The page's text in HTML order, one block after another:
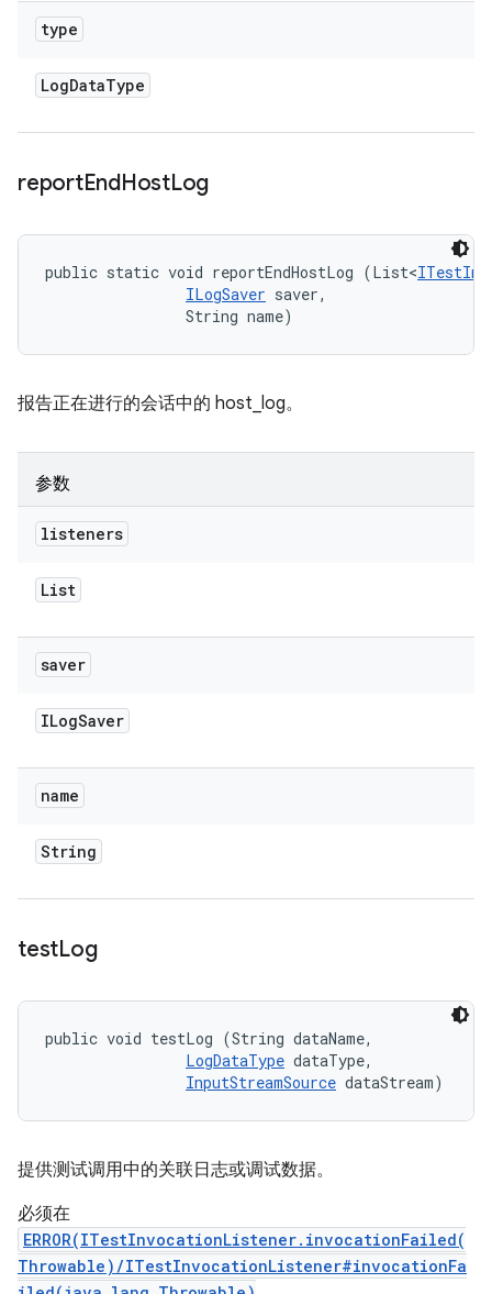
type
LogDataType
reportEndHostLog
public static void reportEndHostLog (List<
ILogSaver saver,
                String name)
报告正在进行的会话中的 host_log。
参数
listeners
List
saver
ILogSaver
name
String
testLog
public void testLog (String dataName,
LogDataType dataType,
InputStreamSource dataStream)
提供测试调用中的关联日志或调试数据。
必须在
ERROR(ITestInvocationListener.invocationFailed(
Throwable)/ITestInvocationListener#invocationFa